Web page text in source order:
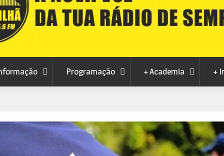
Programação + Academia +